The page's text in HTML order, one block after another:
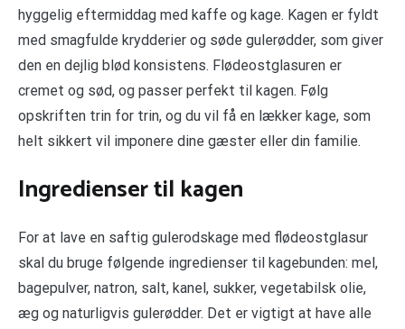
hyggelig eftermiddag med kaffe og kage. Kagen er fyldt
med smagfulde krydderier og søde gulerødder, som giver
den en dejlig blød konsistens. Flødeostglasuren er
cremet og sød, og passer perfekt til kagen. Følg
opskriften trin for trin, og du vil få en lækker kage, som
helt sikkert vil imponere dine gæster eller din familie.
Ingredienser til kagen
For at lave en saftig gulerodskage med flødeostglasur
skal du bruge følgende ingredienser til kagebunden: mel,
bagepulver, natron, salt, kanel, sukker, vegetabilsk olie,
æg og naturligvis gulerødder. Det er vigtigt at have alle